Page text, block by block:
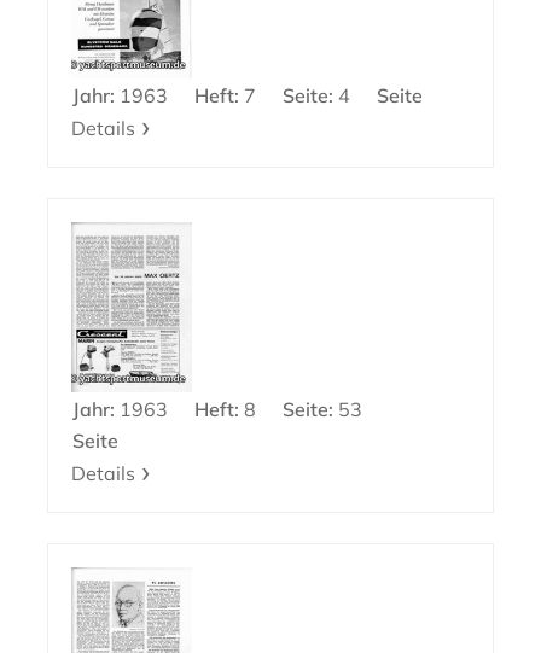
Jahr: 1963 Heft: 7 Seite: 4
Seite
Details
Jahr: 1963 Heft: 8 Seite: 53
Seite
Details